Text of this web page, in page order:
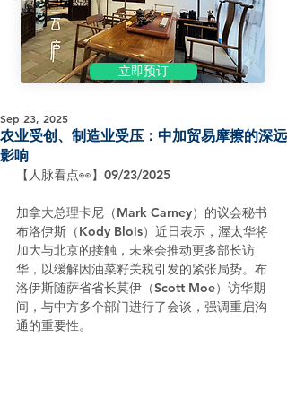
立即预订
农业受创、制造业受压：中加贸易摩擦的深远
影响
Sep 23, 2025
【人脉看点👀】09/23/2025
加拿大总理卡尼（Mark Carney）的议会秘书
布洛伊斯（Kody Blois）近日表示，渥太华将
加大与北京的接触，未来会推动更多部长访
华，以缓解因油菜籽关税引发的紧张局势。布
洛伊斯随萨省省长莫伊（Scott Moe）访华期
间，与中方多个部门进行了会谈，强调重启沟
通的重要性。